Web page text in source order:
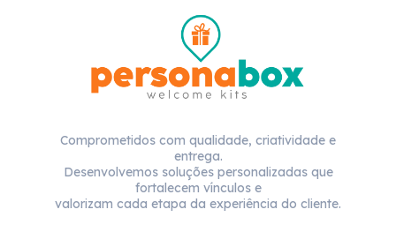
Comprometidos com qualidade, criatividade e
entrega.
Desenvolvemos soluções personalizadas que
fortalecem vínculos e
valorizam cada etapa da experiência do cliente.